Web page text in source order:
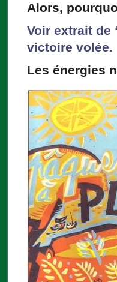
Alors,
Voir extrait de
victoire volée.
Les énergies